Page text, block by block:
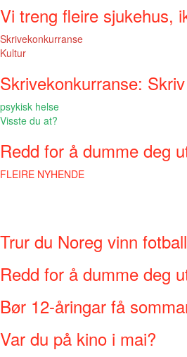
Vi treng fleire sjukehus,
Skrivekonkurranse
Kultur
Skrivekonkurranse:
psykisk helse
Visste du at?
Redd for å dumme deg
FLEIRE NYHENDE
Trur du Noreg vinn
Redd for å dumme deg
Bør 12-åringar få
Var du på kino i mai?